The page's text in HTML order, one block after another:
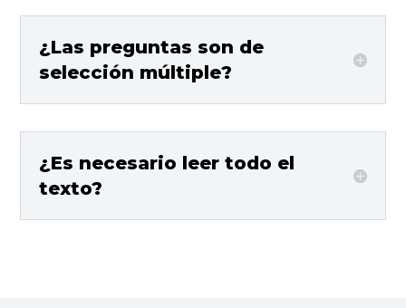
¿Las preguntas son de
selección múltiple?
¿Es necesario leer todo el
texto?